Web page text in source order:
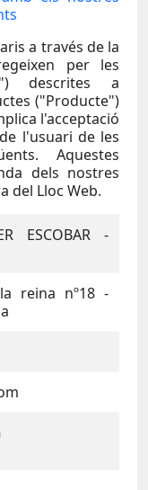
a través de la
per les
descrites a
("Producte")
l'acceptació
l'usuari de les
Aquestes
dels nostres
del Lloc Web.
ESCOBAR -
reina nº18 -